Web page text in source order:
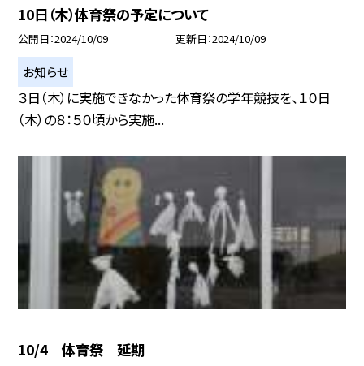
10日（木）体育祭の予定について
公開日 2024/10/09 更新日 2024/10/09
お知らせ
３日（木）に実施できなかった体育祭の学年競技を、１０日
（木）の８：５０頃から実施...
10/4 体育祭 延期